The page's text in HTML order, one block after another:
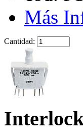
Más
Cantidad: